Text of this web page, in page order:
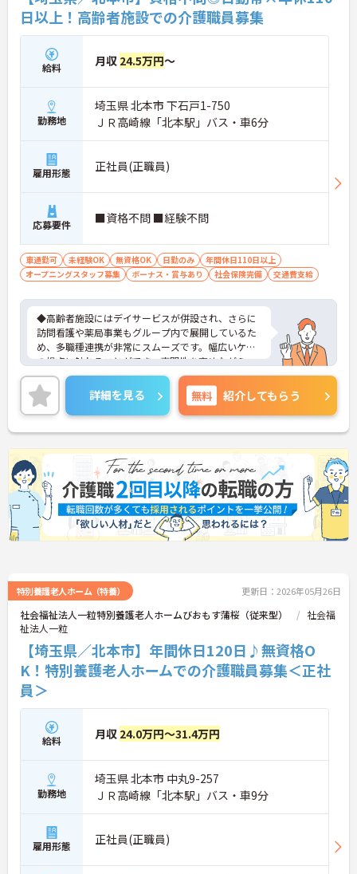
ラットな関係性です。また、虐待防止研修などを通
じて「良いケア・悪いケア」の線引きを明確にし、
職員全員が安心して働ける、誇りを持てる職場環境
づくりに取り組んでいます。
日以上！高齢者施設での介護職員募集
給料 月収 24.5万円～
勤務地
埼玉県 北本市 下石戸1-750
ＪＲ高崎線「北本駅」バス・車6分
雇用形態 正社員(正職員)
応募要件 ■資格不問 ■経験不問
車通勤可 未経験OK 無資格OK 日勤のみ
年間休日110日以上
オープニングスタッフ募集
ボーナス・賞与あり 社会保険完備 交通費支給
◆高齢者施設にはデイサービスが併設され、さらに
訪問看護や薬局事業もグループ内で展開しているた
め、多職種連携が非常にスムーズです。幅広いケア
の視点に触れることができ、専門性を高めながらス
キルアップできる土壌があります。
◆「学びたい」という意欲を全力で応援する職場で
す。資格取得支援制度を利用すれば、介護職員初任
者研修や実務者研修などの費用を会社負担で取得可
能です。資格を取得するごとにしっかりと給与に反
映（昇給）されるのも魅力です。
◆施設ごとの課題を話し合う「スタッフミーティン
グ」や、利用者様へのケアを考える「ケースカンフ
ァレンス」を実施しています。新人・ベテランに関
係なく意見交換を行い、みんなで解決策を考えるフ
ラットな関係性です。また、虐待防止研修などを通
じて「良いケア・悪いケア」の線引きを明確にし、
詳細を見る 無料 紹介してもらう
特別養護老人ホーム（特養） 更新日：2026年05月26日
社会福祉法人一粒特別養護老人ホームびおもす蒲桜（従来型）
社会福
祉法人一粒
【埼玉県／北本市】年間休日120日♪無資格O
K！特別養護老人ホームでの介護職員募集＜正社
員＞
給料 月収 24.0万円～31.4万円
勤務地
埼玉県 北本市 中丸9-257
ＪＲ高崎線「北本駅」バス・車9分
雇用形態 正社員(正職員)